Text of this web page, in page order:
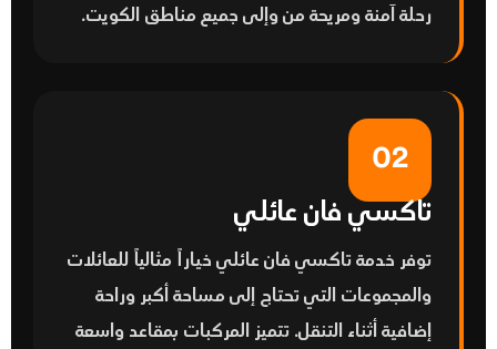
رحلة آمنة ومريحة من وإلى جميع مناطق الكويت.
02
تاكسي فان عائلي
توفر خدمةتاكسي فان عائليخياراً مثالياً للعائلات
والمجموعات التي تحتاج إلى مساحة أكبر وراحة
إضافية أثناء التنقل. تتميز المركبات بمقاعد واسعة